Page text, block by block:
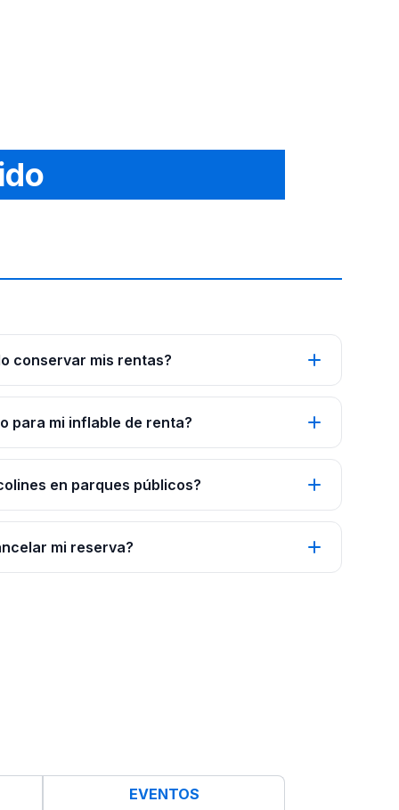
conservar mis rentas?
para mi inflable de renta?
en parques públicos?
mi reserva?
EVENTOS